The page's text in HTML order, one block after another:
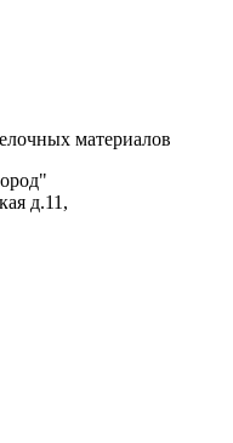
материалов
д.11,